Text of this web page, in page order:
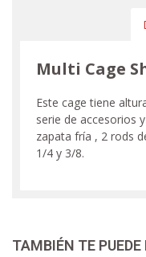
Multi Cage
Este cage tiene
serie de accesorios
zapata fría , 2 rods
1/4 y 3/8.
TAMBIÉN TE PUEDE